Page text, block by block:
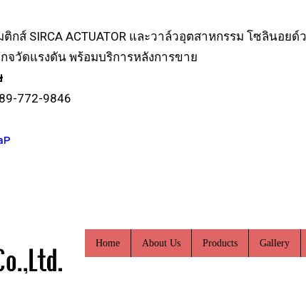
ส์ SIRCA ACTUATOR และวาล์วอุตสาหกรรม โซลินอยด์
จวัดแรงดัน พร้อมบริการหลังการขาย
772-9846
Home About Us Products Gallery